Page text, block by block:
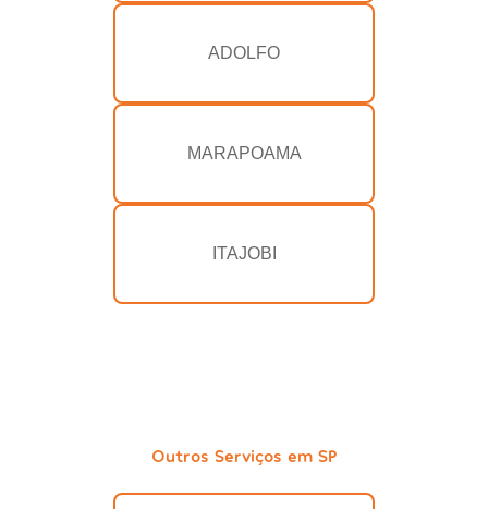
ADOLFO
MARAPOAMA
ITAJOBI
Outros Serviços em SP